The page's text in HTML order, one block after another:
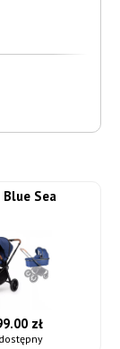
Blue Sea
zł